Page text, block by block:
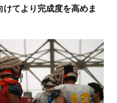
てより完成度を高めま